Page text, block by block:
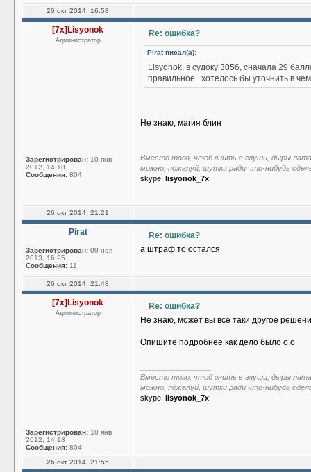
26 окт 2014, 16:58
[7x]Lisyonok
Администратор
Зарегистрирован: 10 янв
2012, 14:18
Сообщения: 804
Re: ошибка?
Pirat писал(а):
Lisyonok, в судоку 3056, сначала 29
правильное...хотелось бы уточнить в
Не знаю, магия блин
Вместо того, чтоб гнить в глуши, дыры
можно, пожалуй, шутки ради что-нибудь
skype: lisyonok_7x
26 окт 2014, 21:21
Pirat
Зарегистрирован: 09 ноя
2013, 16:25
Сообщения: 11
Re: ошибка?
а штраф то остался
26 окт 2014, 21:48
[7x]Lisyonok
Администратор
Зарегистрирован: 10 янв
2012, 14:18
Сообщения: 804
Re: ошибка?
Не знаю, может вы всё таки другое
Опишите подробнее как дело было о.о
Вместо того, чтоб гнить в глуши, дыры
можно, пожалуй, шутки ради что-нибудь
skype: lisyonok_7x
26 окт 2014, 21:55